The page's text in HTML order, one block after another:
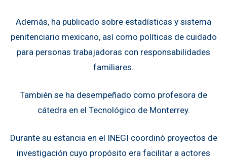
Además, ha publicado sobre estadísticas y sistema
penitenciario mexicano, así como políticas de cuidado
para personas trabajadoras con responsabilidades
familiares.
También se ha desempeñado como profesora de
cátedra en el Tecnológico de Monterrey.
Durante su estancia en el INEGI coordinó proyectos de
investigación cuyo propósito era facilitar a actores